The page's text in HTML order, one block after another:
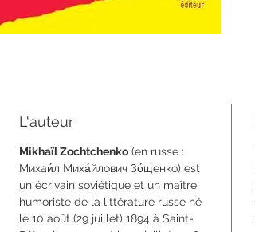
L'auteur
Mikhaïl Zochtchenko (en russe :
Михаи́л Миха́йлович Зо́щенко) est
un écrivain soviétique et un maître
humoriste de la littérature russe né
le 10 août (29 juillet) 1894 à Saint-